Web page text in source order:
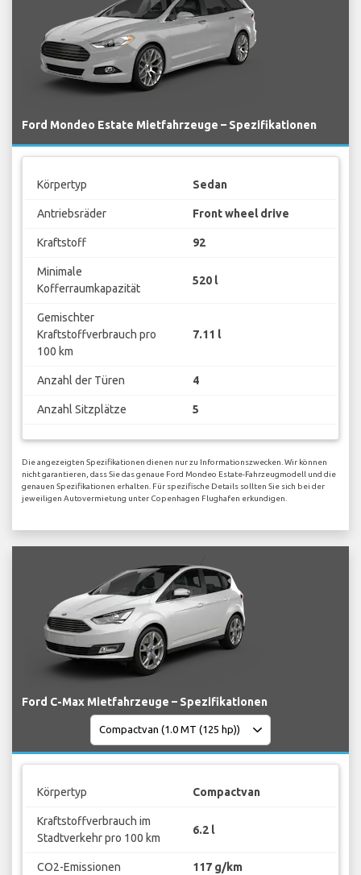
Ford Mondeo Estate Mietfahrzeuge – Spezifikationen
Körpertyp Sedan
Antriebsräder Front wheel drive
Kraftstoff 92
Minimale
Kofferraumkapazität
520 l
Gemischter
Kraftstoffverbrauch pro
100 km
7.11 l
Anzahl der Türen 4
Anzahl Sitzplätze 5
Die angezeigten Spezifikationen dienen nur zu Informationszwecken. Wir können
nicht garantieren, dass Sie das genaue Ford Mondeo Estate-Fahrzeugmodell und die
genauen Spezifikationen erhalten. Für spezifische Details sollten Sie sich bei der
jeweiligen Autovermietung unter Copenhagen Flughafen erkundigen.
Ford C-Max Mietfahrzeuge – Spezifikationen
Körpertyp Compactvan
Kraftstoffverbrauch im
Stadtverkehr pro 100 km
6.2 l
CO2-Emissionen 117 g/km